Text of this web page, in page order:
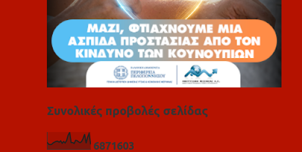
Συνολικές προβολές σελίδας
6871603